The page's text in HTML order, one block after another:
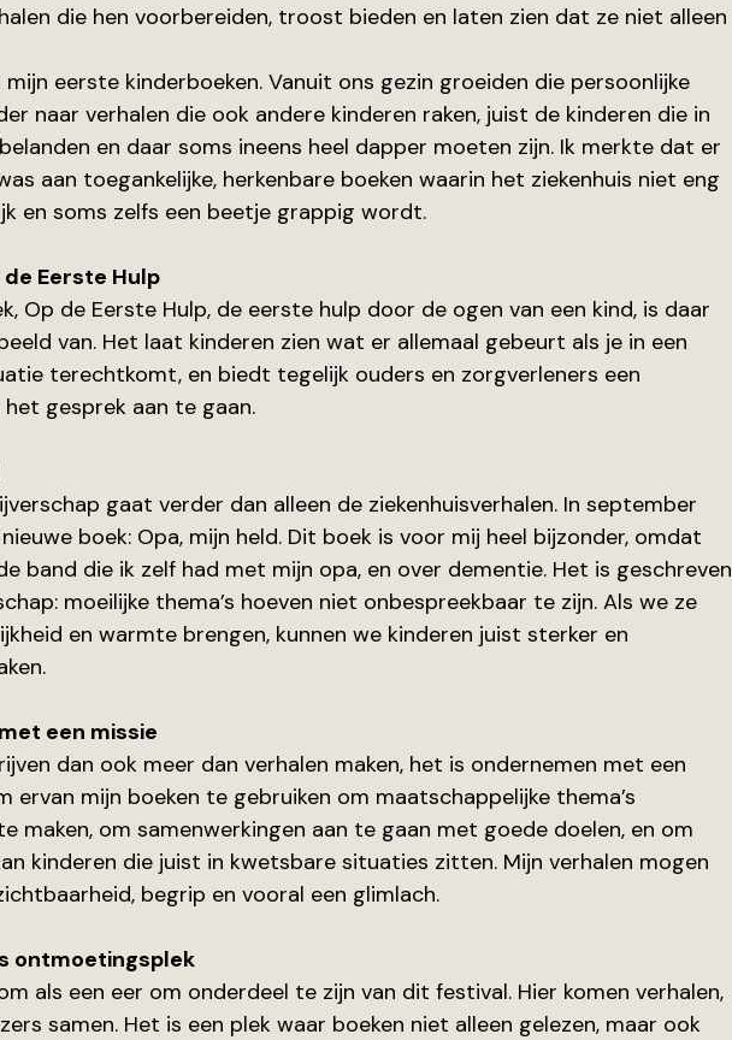
die hen voorbereiden, troost bieden en laten zien dat ze niet alleen
eerste kinderboeken. Vanuit ons gezin groeiden die persoonlijke
naar verhalen die ook andere kinderen raken, juist de kinderen die in
en daar soms ineens heel dapper moeten zijn. Ik merkte dat er
aan toegankelijke, herkenbare boeken waarin het ziekenhuis niet eng
en soms zelfs een beetje grappig wordt.
Eerste Hulp
Op de Eerste Hulp, de eerste hulp door de ogen van een kind, is daar
van. Het laat kinderen zien wat er allemaal gebeurt als je in een
terechtkomt, en biedt tegelijk ouders en zorgverleners een
gesprek aan te gaan.
gaat verder dan alleen de ziekenhuisverhalen. In september
boek: Opa, mijn held. Dit boek is voor mij heel bijzonder, omdat
band die ik zelf had met mijn opa, en over dementie. Het is geschreven
moeilijke thema’s hoeven niet onbespreekbaar te zijn. Als we ze
en warmte brengen, kunnen we kinderen juist sterker en
een missie
dan ook meer dan verhalen maken, het is ondernemen met een
ervan mijn boeken te gebruiken om maatschappelijke thema’s
maken, om samenwerkingen aan te gaan met goede doelen, en om
kinderen die juist in kwetsbare situaties zitten. Mijn verhalen mogen
begrip en vooral een glimlach.
ontmoetingsplek
als een eer om onderdeel te zijn van dit festival. Hier komen verhalen,
samen. Het is een plek waar boeken niet alleen gelezen, maar ook